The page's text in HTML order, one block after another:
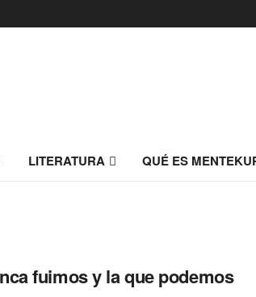
LITERATURA QUÉ ES
fuimos y la que podemos